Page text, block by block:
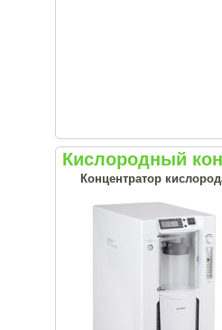
Кислородный
Концентратор